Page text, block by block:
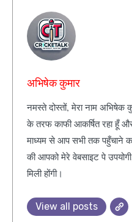
अभिषेक कुमार
नमस्ते दोस्तों, मेरा नाम
के तरफ काफी आकर्षित रहा हूँ
माध्यम से आप सभी तक पहुँचाने
की आपको मेरे वेबसाइट पे
मिली होंगी।
View all posts